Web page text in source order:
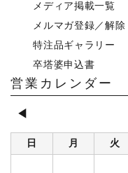
メディア掲載一覧
メルマガ登録／解除
特注品ギャラリー
卒塔婆申込書
営業カレンダー
◀
日 月 火